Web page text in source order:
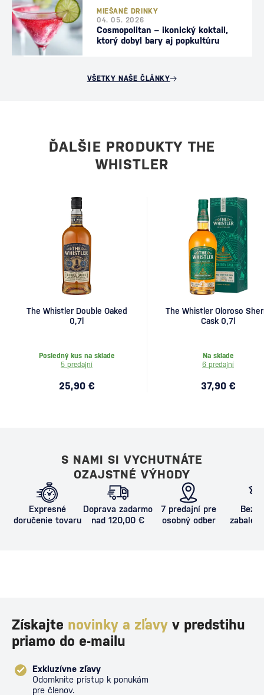
MIEŠANÉ DRINKY
04. 05. 2026
Cosmopolitan – ikonický koktail,
ktorý dobyl bary aj popkultúru
VŠETKY NAŠE ČLÁNKY
ĎALŠIE PRODUKTY THE
WHISTLER
The Whistler Double Oaked
0,7l
Posledný kus na sklade
5 predajní
25,90 €
The Whistler Oloroso
Cask 0,7l
Na sklade
6 predajní
37,90 €
S NAMI SI VYCHUTNÁTE
OZAJSTNÉ VÝHODY
Expresné
doručenie tovaru
Doprava zadarmo
nad 120,00 €
7 predajní pre
osobný odber
Získajte novinky a zľavy v predstihu
priamo do e-mailu
Exkluzívne zľavy
Odomknite prístup k ponukám
pre členov.